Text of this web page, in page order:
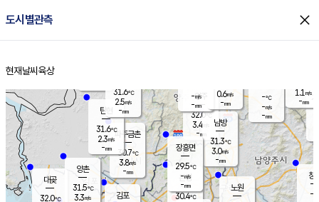
도시별관측 close
홈
현재날씨 육상
양주
32.0℃
3.4
-mm
파주금촌
30.7℃
3.8m/s
-mm
-℃
-m/s
-mm
대곶
32.0℃
창
-
탄현
31.6℃
2.3m/s
-mm
1.1 m/s
-mm
김포
양촌
31.5℃
3.3m/s
은평
30.4℃
노원
남방
31.3℃
3.0m/s
-mm
장흥면
29.5℃
-m/s
-mm
-m/s
-mm
31.6℃
2.5m/s
-mm
0.6m/s
-mm